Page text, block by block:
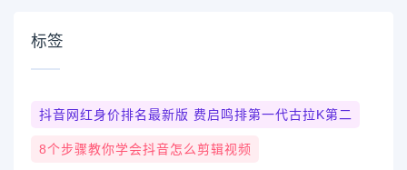
标签
抖音网红身价排名最新版 费启鸣排第一代古拉k第二
8个步骤教你学会抖音怎么剪辑视频